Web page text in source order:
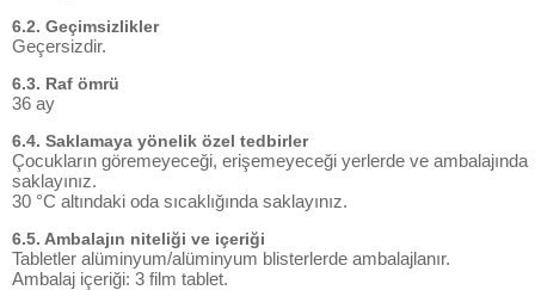
6.2. Geçimsizlikler
Geçersizdir.
6.3. Raf ömrü
36 ay
6.4. Saklamaya yönelik özel tedbirler
Çocukların göremeyeceği, erişemeyeceği yerlerde ve ambalajında
saklayınız.
30 °C altındaki oda sıcaklığında saklayınız.
6.5. Ambalajın niteliği ve içeriği
Tabletler alüminyum/alüminyum blisterlerde ambalajlanır.
Ambalaj içeriği: 3 film tablet.